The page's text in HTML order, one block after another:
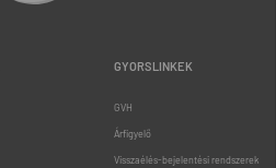
GYORSLINKEK
GVH
Árfigyelő
Visszaélés-bejelentési rendszerek